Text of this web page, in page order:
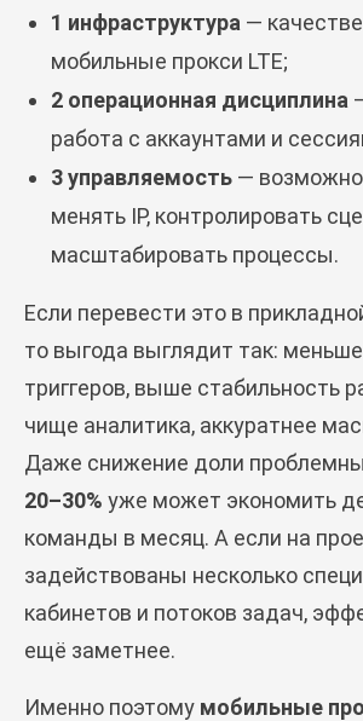
1 инфраструктура —
мобильные прокси LTE;
2 операционная дисциплина
работа с аккаунтами и
3 управляемость —
менять IP, контролировать
масштабировать процессы.
Если перевести это в
то выгода выглядит так:
триггеров, выше стабильность
чище аналитика, аккуратнее
Даже снижение доли
20–30% уже может экономить
команды в месяц. А если на
задействованы несколько
кабинетов и потоков задач,
ещё заметнее.
Именно поэтому мобильные